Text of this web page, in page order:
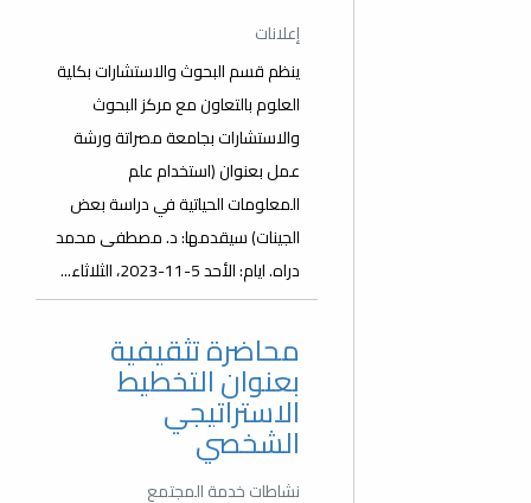
ينظم قسم البحوث والاستشارات بكلية
المعلومات الحياتية في دراسة بعض
الجينات) سيقدمها: د. مصطفى محمد